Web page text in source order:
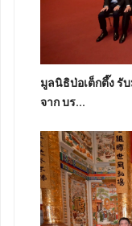
มูลนิธิป่อเต็กตึ๊ง รั
จาก บร...